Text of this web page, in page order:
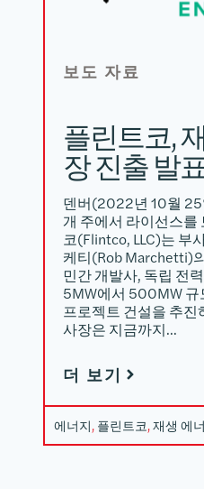
보도 자료
플린트코,
장 진출 발
덴버(2022년 10월
개 주에서 라이선스를
코(Flintco, LLC)는 부
케티(Rob Marchetti)
민간 개발사, 독립 전
5MW에서 500MW 규
프로젝트 건설을 추진
사장은 지금까지…
더 보기
에너지, 플린트코, 재생 에